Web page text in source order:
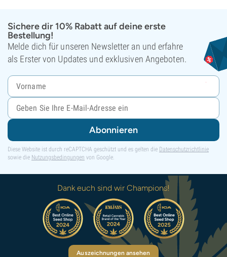
Sichere dir 10% Rabatt auf deine erste
Bestellung!
Melde dich für unseren Newsletter an und erfahre
als Erster von Updates und exklusiven Angeboten.
Abonnieren
Diese Website ist durch reCAPTCHA geschützt und es gelten die Datenschutzrichtlinie
sowie die Nutzungsbedingungen von Google.
Dank euch sind wir Champions!
Auszeichnungen ansehen